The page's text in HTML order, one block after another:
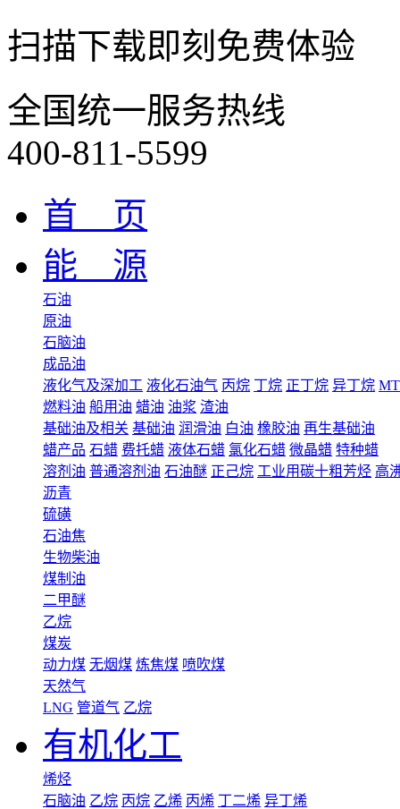
扫描下载即刻免费体验
全国统一服务热线
400-811-5599
首 页
能 源
石油
原油
石脑油
成品油
液化气及深加工 液化石油气 丙烷 丁烷 正丁烷 异丁烷
燃料油 船用油 蜡油 油浆 渣油
基础油及相关 基础油 润滑油 白油 橡胶油 再生基础油
蜡产品 石蜡 费托蜡 液体石蜡 氯化石蜡 微晶蜡 特种蜡
溶剂油 普通溶剂油 石油醚 正己烷 工业用碳十粗芳烃 高
沥青
硫磺
石油焦
生物柴油
煤制油
二甲醚
乙烷
煤炭
动力煤 无烟煤 炼焦煤 喷吹煤
天然气
LNG 管道气 乙烷
有机化工
烯烃
石脑油 乙烷 丙烷 乙烯 丙烯 丁二烯 异丁烯